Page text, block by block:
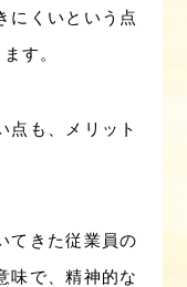
にくいという点
す。
点も、メリット
てきた従業員の
味で、精神的な